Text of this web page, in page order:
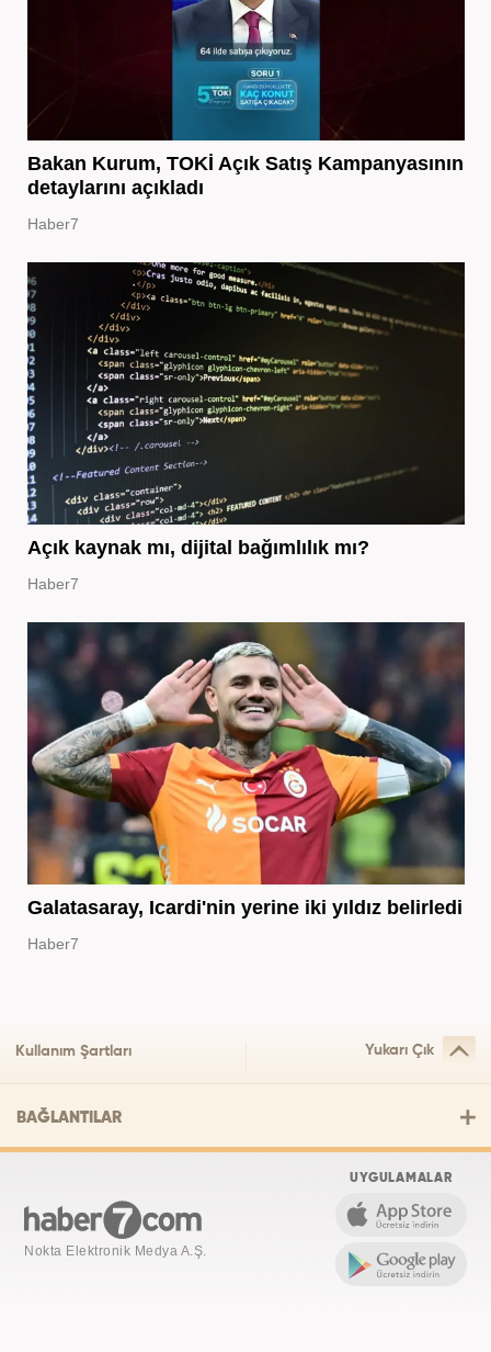
Bakan Kurum, TOKİ Açık Satış Kampanyasının
detaylarını açıkladı
Haber7
Açık kaynak mı, dijital bağımlılık mı?
Haber7
Galatasaray, Icardi'nin yerine iki yıldız belirledi
Haber7
Kullanım Şartları Yukarı Çık
BAĞLANTILAR
Nokta Elektronik Medya A.Ş.
UYGULAMALAR